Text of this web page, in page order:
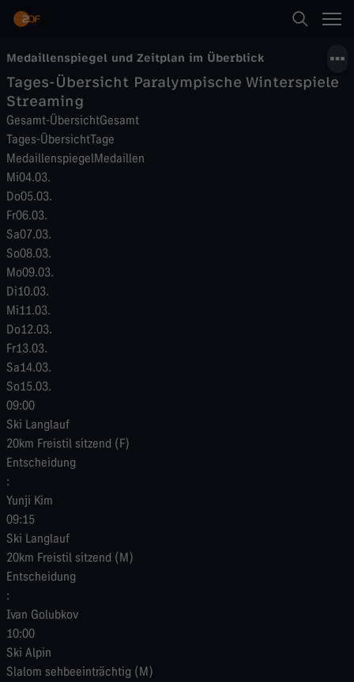
Medaillenspiegel und Zeitplan im Überblick
Tages-Übersicht Paralympische Winterspiele
Streaming
Gesamt-ÜbersichtGesamt
Tages-ÜbersichtTage
MedaillenspiegelMedaillen
Mi04.03.
Do05.03.
Fr06.03.
Sa07.03.
So08.03.
Mo09.03.
Di10.03.
Mi11.03.
Do12.03.
Fr13.03.
Sa14.03.
So15.03.
09:00
Ski Langlauf
20km Freistil sitzend (F)
Entscheidung
:
Yunji Kim
09:15
Ski Langlauf
20km Freistil sitzend (M)
Entscheidung
:
Ivan Golubkov
10:00
Ski Alpin
Slalom sehbeeinträchtig (M)